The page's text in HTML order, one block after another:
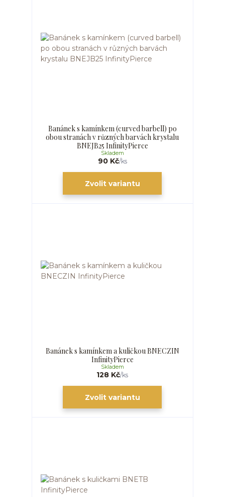
Banánek s kamínkem (curved barbell) po
obou stranách v různých barvách krystalu
BNEJB25 InfinityPierce
90 Kč/ks
Skladem
Zvolit variantu
Banánek s kamínkem a kuličkou BNECZIN
InfinityPierce
128 Kč/ks
Skladem
Zvolit variantu